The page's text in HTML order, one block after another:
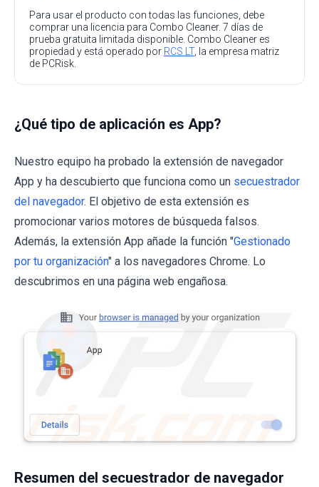
Para usar el producto con todas las funciones, debe
comprar una licencia para Combo Cleaner. 7 días de
prueba gratuita limitada disponible. Combo Cleaner es
propiedad y está operado por RCS LT, la empresa matriz
de PCRisk.
¿Qué tipo de aplicación es App?
Nuestro equipo ha probado la extensión de navegador
App y ha descubierto que funciona como un secuestrador
del navegador. El objetivo de esta extensión es
promocionar varios motores de búsqueda falsos.
Además, la extensión App añade la función "Gestionado
por tu organización" a los navegadores Chrome. Lo
descubrimos en una página web engañosa.
Resumen del secuestrador de navegador